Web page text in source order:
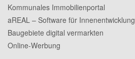
Kommunales Immobilienportal
aREAL – Software für Innenentwicklung
Baugebiete digital vermarkten
Online-Werbung